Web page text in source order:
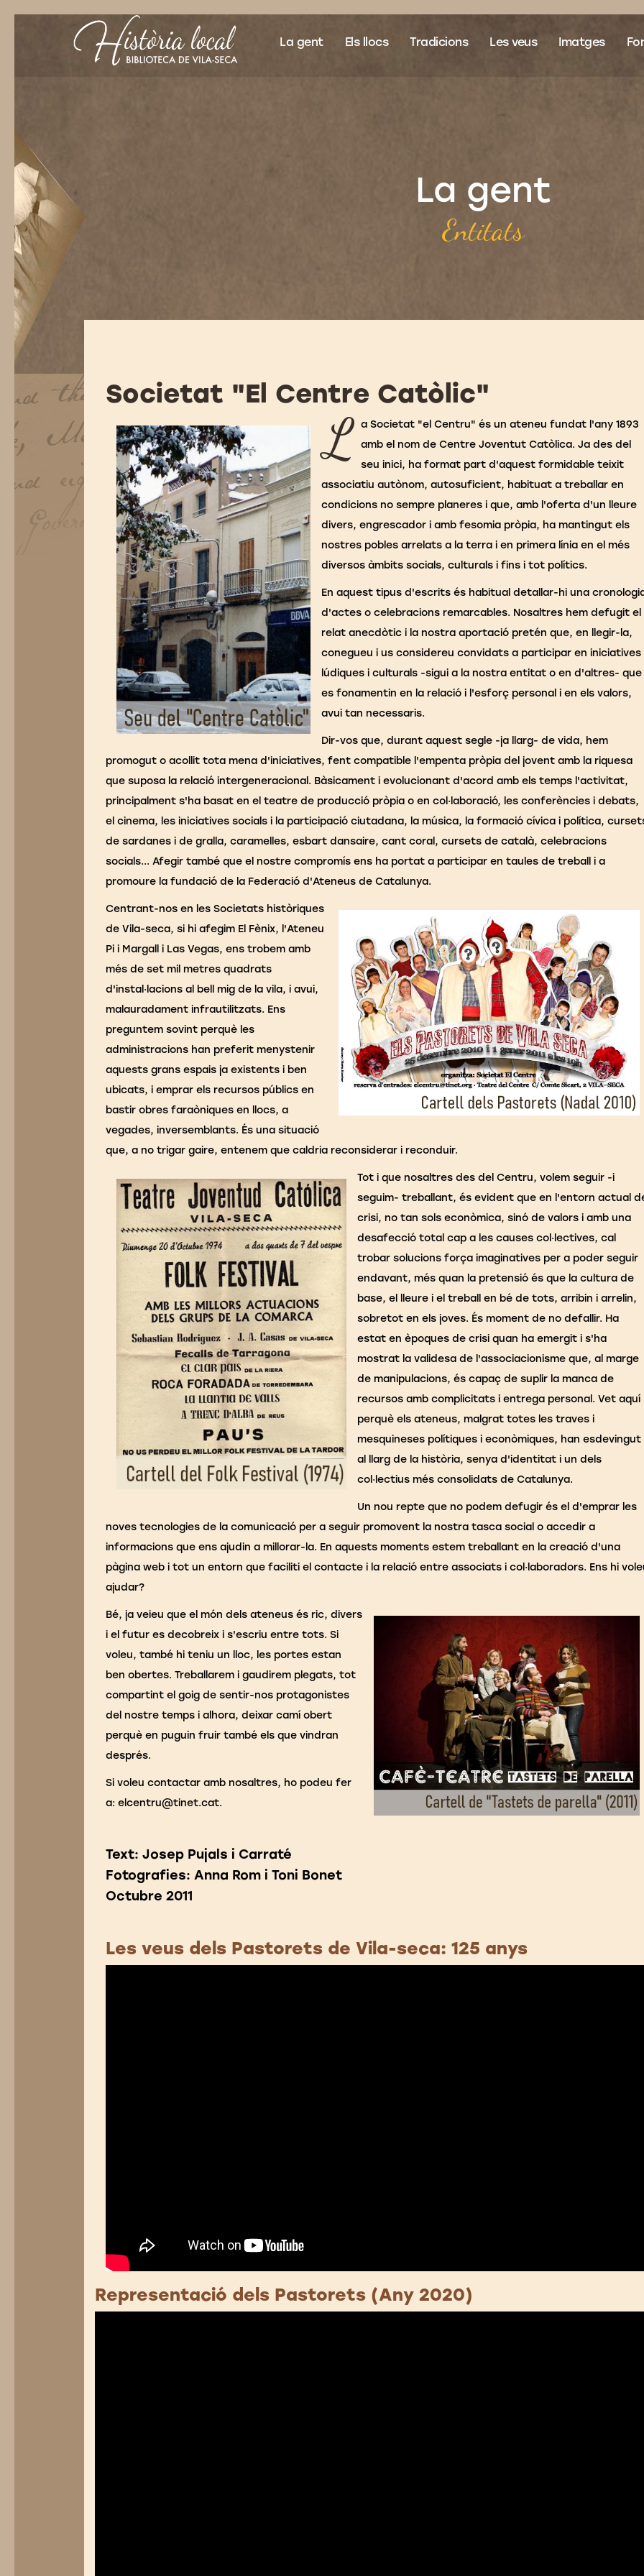
La gent Els llocs Tradicions Les veus Imatges
La gent
Entitats
Societat "El Centre Catòlic"
L a Societat "el Centru" és un ateneu fundat l'any 1893
amb el nom de Centre Joventut Catòlica. Ja des del
seu inici, ha format part d'aquest formidable teixit
associatiu autònom, autosuficient, habituat a treballar en
condicions no sempre planeres i que, amb l'oferta d'un lleure
divers, engrescador i amb fesomia pròpia, ha mantingut els
nostres pobles arrelats a la terra i en primera línia en el més
diversos àmbits socials, culturals i fins i tot polítics.
En aquest tipus d'escrits és habitual detallar-hi una
d'actes o celebracions remarcables. Nosaltres hem defugit el
relat anecdòtic i la nostra aportació pretén que, en llegir-la,
conegueu i us considereu convidats a participar en iniciatives
lúdiques i culturals -sigui a la nostra entitat o en d'altres- que
es fonamentin en la relació i l'esforç personal i en els valors,
avui tan necessaris.
Dir-vos que, durant aquest segle -ja llarg- de vida, hem
promogut o acollit tota mena d'iniciatives, fent compatible l'empenta pròpia del jovent amb la riquesa
que suposa la relació intergeneracional. Bàsicament i evolucionant d'acord amb els temps l'activitat,
principalment s'ha basat en el teatre de producció pròpia o en col·laboració, les conferències i debats,
el cinema, les iniciatives socials i la participació ciutadana, la música, la formació cívica i política,
de sardanes i de gralla, caramelles, esbart dansaire, cant coral, cursets de català, celebracions
socials... Afegir també que el nostre compromís ens ha portat a participar en taules de treball i a
promoure la fundació de la Federació d'Ateneus de Catalunya.
Centrant-nos en les Societats històriques
de Vila-seca, si hi afegim El Fènix, l'Ateneu
Pi i Margall i Las Vegas, ens trobem amb
més de set mil metres quadrats
d'instal·lacions al bell mig de la vila, i avui,
malauradament infrautilitzats. Ens
preguntem sovint perquè les
administracions han preferit menystenir
aquests grans espais ja existents i ben
ubicats, i emprar els recursos públics en
bastir obres faraòniques en llocs, a
vegades, inversemblants. És una situació
que, a no trigar gaire, entenem que caldria reconsiderar i reconduir.
Tot i que nosaltres des del Centru, volem seguir -i
seguim- treballant, és evident que en l'entorn actual
crisi, no tan sols econòmica, sinó de valors i amb una
desafecció total cap a les causes col·lectives, cal
trobar solucions força imaginatives per a poder seguir
endavant, més quan la pretensió és que la cultura de
base, el lleure i el treball en bé de tots, arribin i arrelin,
sobretot en els joves. És moment de no defallir. Ha
estat en èpoques de crisi quan ha emergit i s'ha
mostrat la validesa de l'associacionisme que, al marge
de manipulacions, és capaç de suplir la manca de
recursos amb complicitats i entrega personal. Vet aquí
perquè els ateneus, malgrat totes les traves i
mesquineses polítiques i econòmiques, han esdevingut
al llarg de la història, senya d'identitat i un dels
col·lectius més consolidats de Catalunya.
Un nou repte que no podem defugir és el d'emprar les
noves tecnologies de la comunicació per a seguir promovent la nostra tasca social o accedir a
informacions que ens ajudin a millorar-la. En aquests moments estem treballant en la creació d'una
pàgina web i tot un entorn que faciliti el contacte i la relació entre associats i col·laboradors. Ens hi
ajudar?
Bé, ja veieu que el món dels ateneus és ric, divers
i el futur es decobreix i s'escriu entre tots. Si
voleu, també hi teniu un lloc, les portes estan
ben obertes. Treballarem i gaudirem plegats, tot
compartint el goig de sentir-nos protagonistes
del nostre temps i alhora, deixar camí obert
perquè en puguin fruir també els que vindran
després.
Si voleu contactar amb nosaltres, ho podeu fer
a: elcentru@tinet.cat.
Text: Josep Pujals i Carraté
Fotografies: Anna Rom i Toni Bonet
Octubre 2011
Les veus dels Pastorets de Vila-seca: 125 anys
Representació dels Pastorets (Any 2020)